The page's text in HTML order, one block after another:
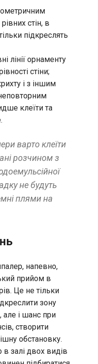
стін, в
підкреслять
лінії орнаменту
стіни;
і з іншим
клеїти та
варто клеїти
розчином з
не будуть
плями на
напевно,
прийом в
Це не тільки
зону
але і шанс при
створити
обстановку.
залі двох видів